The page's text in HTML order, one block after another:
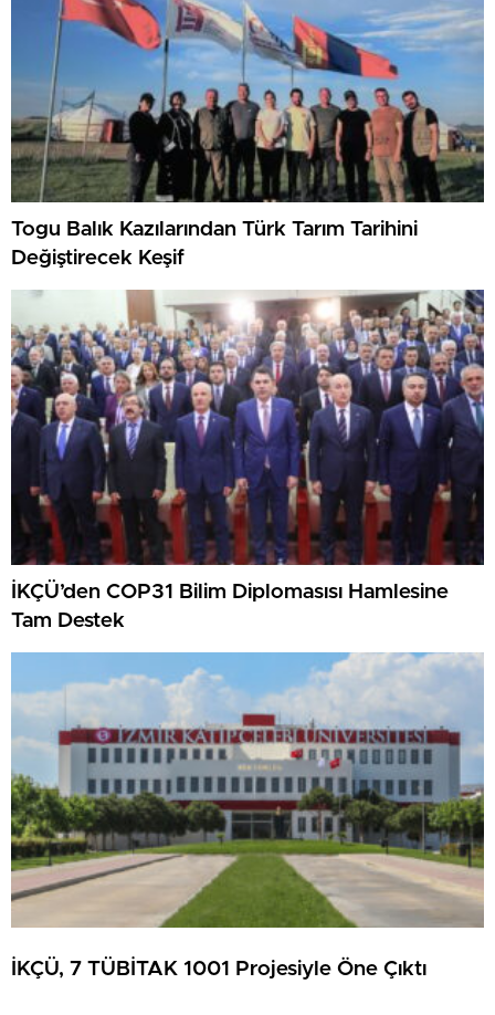
Togu Balık Kazılarından Türk Tarım Tarihini
Değiştirecek Keşif
İKÇÜ’den COP31 Bilim Diplomasısı Hamlesine
Tam Destek
İKÇÜ, 7 TÜBİTAK 1001 Projesiyle Öne Çıktı